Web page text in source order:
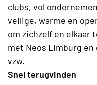
clubs, vol
veilige, warme en
om zichzelf en elkaar
met Neos Limburg
vzw.
Snel terugvinden